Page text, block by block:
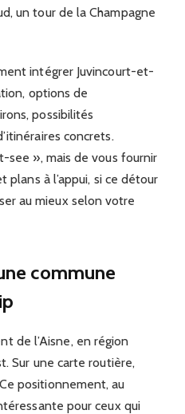
un tour de la Champagne
intégrer Juvincourt-et-
options de
possibilités
concrets.
see », mais de vous fournir
à l’appui, si ce détour
au mieux selon votre
commune
de l’Aisne, en région
Sur une carte routière,
positionnement, au
pour ceux qui